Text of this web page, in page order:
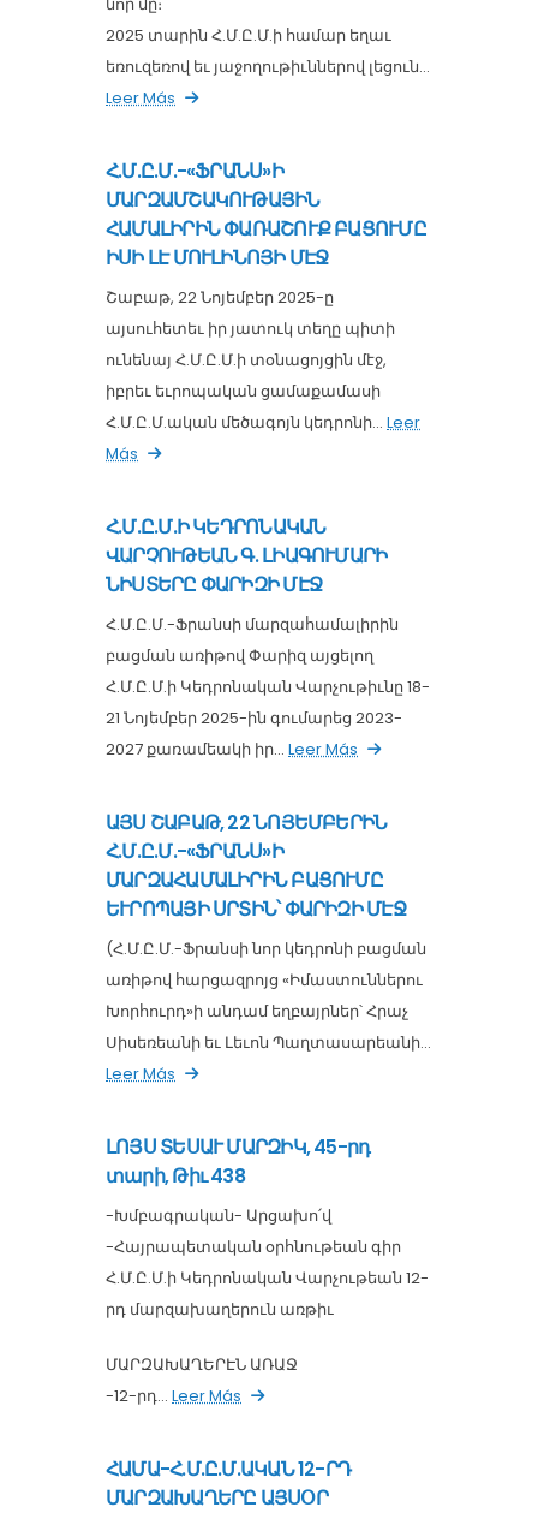
2025 տարին Հ.Մ.Ը.Մ.ի համար եղաւ
եռուզեռով եւ յաջողութիւններով լեցուն...
Leer Más
Հ.Մ.Ը.Մ.-«ՖՐԱՆՍ»Ի
ՄԱՐԶԱՄՇԱԿՈՒԹԱՅԻՆ
ՀԱՄԱԼԻՐԻՆ ՓԱՌԱՇՈՒՔ ԲԱՑՈՒՄԸ
ԻՍԻ ԼԷ ՄՈՒԼԻՆՈՅԻ ՄԷՋ
Շաբաթ, 22 Նոյեմբեր 2025-ը
այսուհետեւ իր յատուկ տեղը պիտի
ունենայ Հ.Մ.Ը.Մ.ի տօնացոյցին մէջ,
իբրեւ եւրոպական ցամաքամասի
Հ.Մ.Ը.Մ.ական մեծագոյն կեդրոնի... Leer
Más
Հ.Մ.Ը.Մ.Ի ԿԵԴՐՈՆԱԿԱՆ
ՎԱՐՉՈՒԹԵԱՆ Գ. ԼԻԱԳՈՒՄԱՐԻ
ՆԻՍՏԵՐԸ ՓԱՐԻԶԻ ՄԷՋ
Հ.Մ.Ը.Մ.-Ֆրանսի մարզահամալիրին
բացման առիթով Փարիզ այցելող
Հ.Մ.Ը.Մ.ի Կեդրոնական Վարչութիւնը 18-
21 Նոյեմբեր 2025-ին գումարեց 2023-
2027 քառամեակի իր... Leer Más
ԱՅՍ ՇԱԲԱԹ, 22 ՆՈՅԵՄԲԵՐԻՆ
Հ.Մ.Ը.Մ.-«ՖՐԱՆՍ»Ի
ՄԱՐԶԱՀԱՄԱԼԻՐԻՆ ԲԱՑՈՒՄԸ
ԵՒՐՈՊԱՅԻ ՍՐՏԻՆ՝ ՓԱՐԻԶԻ ՄԷՋ
(Հ.Մ.Ը.Մ.-Ֆրանսի նոր կեդրոնի բացման
առիթով հարցազրոյց «Իմաստուններու
Խորհուրդ»ի անդամ եղբայրներ՝ Հրաչ
Սիսեռեանի եւ Լեւոն Պաղտասարեանի...
Leer Más
ԼՈՅՍ ՏԵՍԱՒ ՄԱՐԶԻԿ, 45-րդ
տարի, Թիւ 438
-Խմբագրական- Արցախո՛վ
-Հայրապետական օրհնութեան գիր
Հ.Մ.Ը.Մ.ի Կեդրոնական Վարչութեան 12-
րդ մարզախաղերուն առթիւ
ՄԱՐԶԱԽԱՂԵՐԷՆ ԱՌԱՋ
-12-րդ... Leer Más
ՀԱՄԱ-Հ.Մ.Ը.Մ.ԱԿԱՆ 12-ՐԴ
ՄԱՐԶԱԽԱՂԵՐԸ ԱՅՍՕՐ